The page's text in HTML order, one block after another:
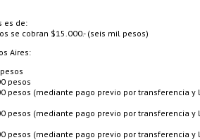
es de:
se cobran $15.000.- (seis mil pesos)
Aires:
pesos
pesos (mediante pago previo por transferencia
pesos (mediante pago previo por transferencia
pesos (mediante pago previo por transferencia